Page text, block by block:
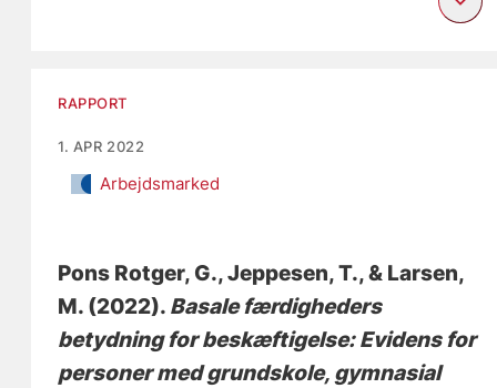
RAPPORT
1. APR 2022
Arbejdsmarked
Pons Rotger, G., Jeppesen, T., & Larsen,
M. (2022). Basale færdigheders
betydning for beskæftigelse: Evidens for
personer med grundskole, gymnasial